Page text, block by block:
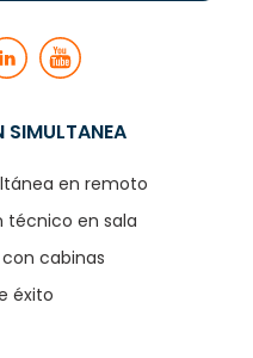
SIMULTANEA
en remoto
técnico en sala
cabinas
éxito